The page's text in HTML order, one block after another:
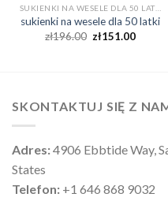
SUKIENKI NA WESELE DLA 50 LATKI
sukienki na wesele dla 50 latki
zł196.00 zł151.00
SKONTAKTUJ SIĘ Z
Adres:4906 Ebbtide Way,
States
Telefon: +1 646 868 9032